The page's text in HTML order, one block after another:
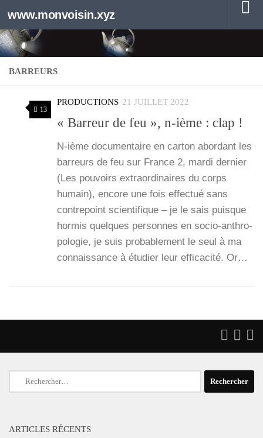
Au dessous du contenu
www.monvoisin.xyz
BARREURS
13
PRODUCTIONS 21 JUILLET 2022
« Barreur de feu », n‑ième : clap !
N‑ième docu­men­taire en car­ton abor­dant les
bar­reurs de feu sur France 2, mar­di der­nier
(Les pou­voirs extra­or­di­naires du corps
humain), encore une fois effec­tué sans
contre­point scien­ti­fique – je le sais puisque
hor­mis quelques per­sonnes en socio-anthro­­
po­­lo­­gie, je suis pro­ba­ble­ment le seul à ma
connais­sance à étu­dier leur effi­ca­ci­té. Or…
Rechercher :
ARTICLES RÉCENTS